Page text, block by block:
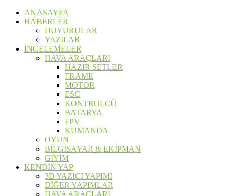
ANASAYFA
HABERLER
DUYURULAR
YAZILAR
İNCELEMELER
HAVA ARAÇLARI
HAZIR SETLER
FRAME
MOTOR
ESC
KONTROLCÜ
BATARYA
FPV
KUMANDA
OYUN
BİLGİSAYAR & EKİPMAN
GİYİM
KENDİN YAP
3D YAZICI YAPIMI
DİĞER YAPIMLAR
HAVA ARAÇLARI